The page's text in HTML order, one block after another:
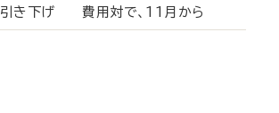
引き下げ 費用対で、11月から